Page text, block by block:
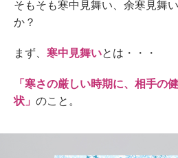
そもそも寒中見舞い、余寒見舞
か？
まず、 寒中見舞いとは・・・
「寒さの厳しい時期に、相手の
状」 のこと。